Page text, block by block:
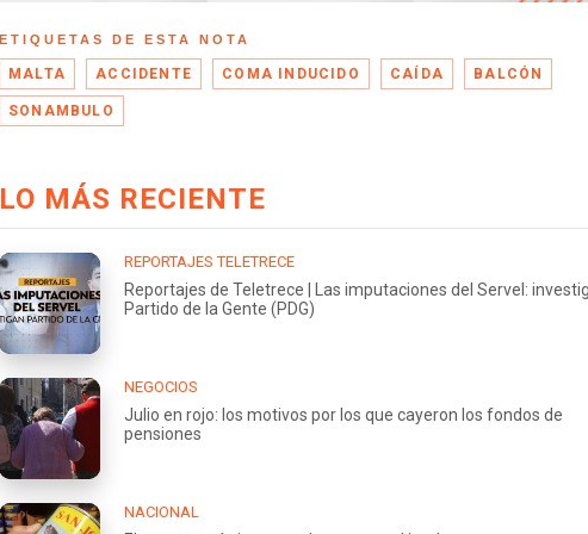
ETIQUETAS DE ESTA NOTA
MALTA ACCIDENTE COMA INDUCIDO CAÍDA BALCÓN
SONAMBULO
LO MÁS RECIENTE
REPORTAJES TELETRECE
Reportajes de Teletrece | Las imputaciones del Servel:
Partido de la Gente (PDG)
NEGOCIOS
Julio en rojo: los motivos por los que cayeron los fondos de
pensiones
NACIONAL